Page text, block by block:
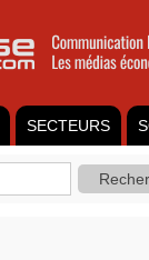
SECTEURS